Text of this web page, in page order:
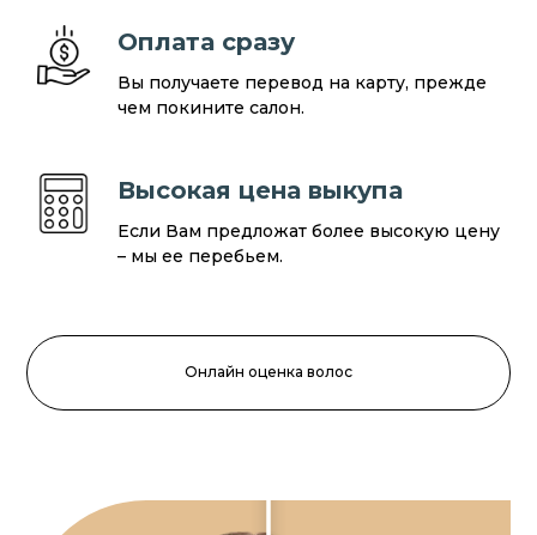
Оплата сразу
Вы получаете перевод на карту, прежде
чем покините салон.
Высокая цена выкупа
Если Вам предложат более высокую цену
– мы ее перебьем.
Онлайн оценка волос